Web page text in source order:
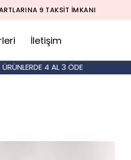
KARGO BEDAVA!
İletişim
4 AL 3 ÖDE